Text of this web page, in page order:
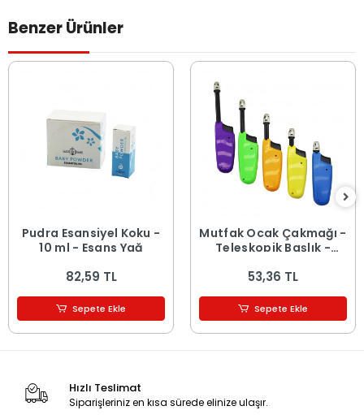
Benzer Ürünler
Pudra Esansiyel Koku -
10 ml - Esans Yağ
82,59 TL
Sepete Ekle
Mutfak Ocak Çakmağı -
Teleskopik Başlık -
53,36 TL
Sepete Ekle
Hızlı Teslimat
Siparişleriniz en kısa sürede elinize ulaşır.